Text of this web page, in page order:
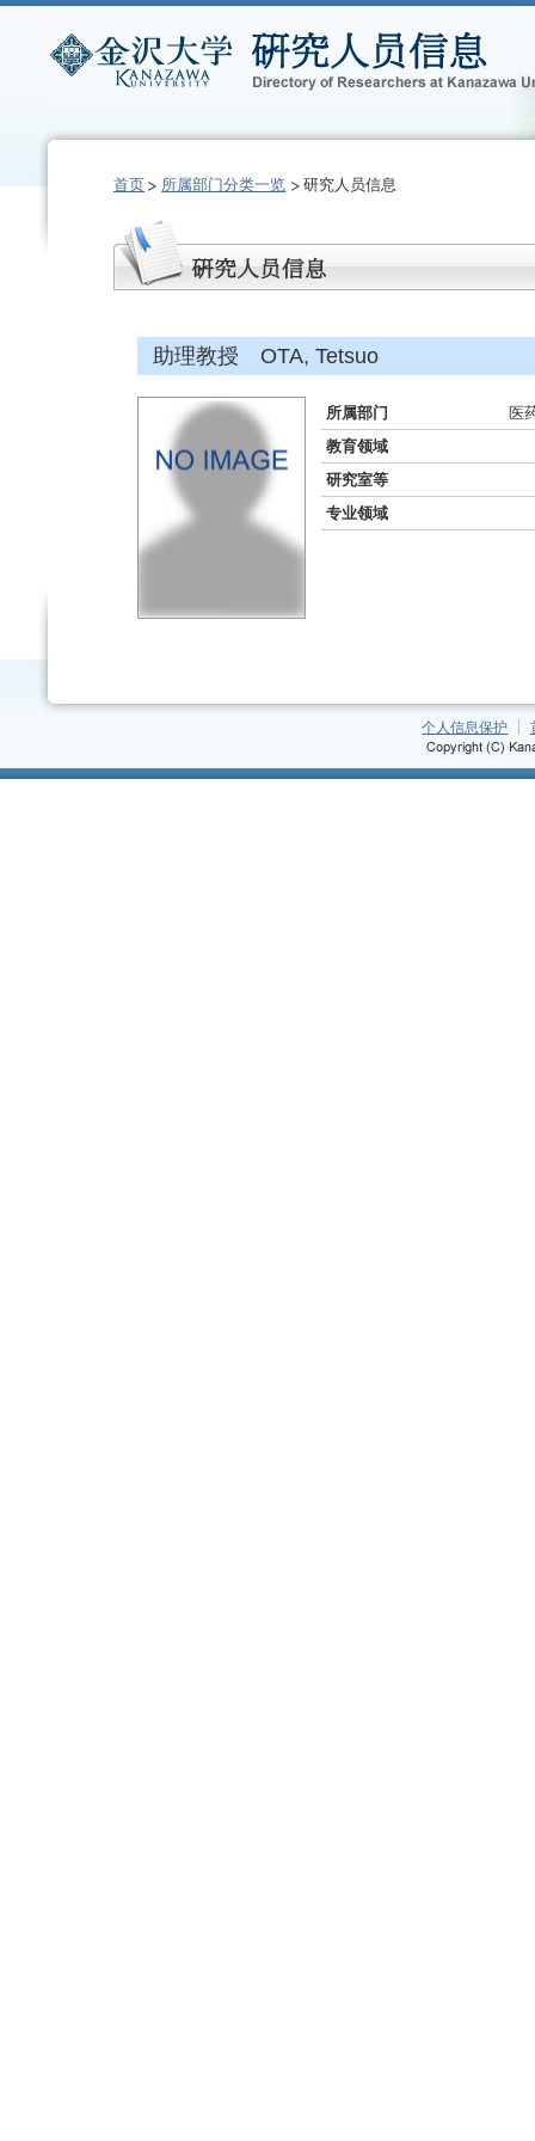
首页 所属部门分类一览 研究人员信息
助理教授 OTA, Tetsuo
所属部门
医
教育领域
研究室等
专业领域
个人信息保护